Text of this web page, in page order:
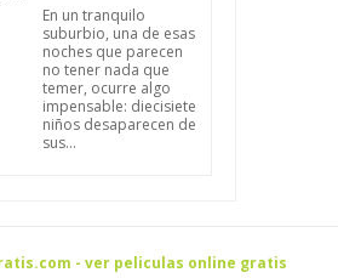
En un tranquilo
suburbio, una de esas
noches que parecen
no tener nada que
temer, ocurre algo
impensable: diecisiete
niños desaparecen de
sus...
- ver peliculas online gratis